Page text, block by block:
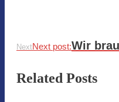
NextNext post:Wir
Related Posts